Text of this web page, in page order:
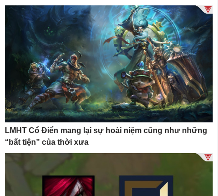
LMHT Cổ Điển mang lại sự hoài niệm cũng như những
“bất tiện” của thời xưa